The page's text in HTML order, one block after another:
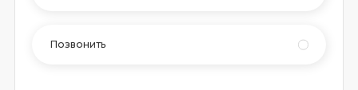
Позвонить